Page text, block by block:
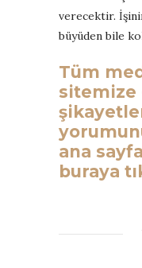
verecektir.
büyüden bile
Tüm
sitemize
ana
buraya